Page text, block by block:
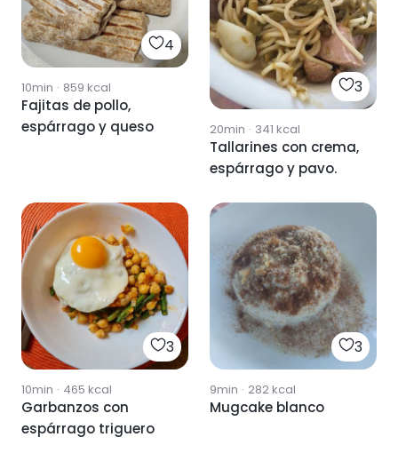
4
10min · 859 kcal
Fajitas de pollo,
espárrago y queso
3
20min · 341 kcal
Tallarines con crema,
espárrago y pavo.
3
10min · 465 kcal
Garbanzos con
espárrago triguero
3
9min · 282kcal
Mugcake blanco